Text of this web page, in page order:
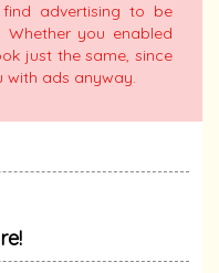
advertising to be
you enabled
just the same, since
with ads anyway.